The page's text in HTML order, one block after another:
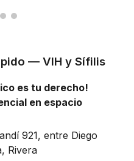
— VIH y Sífilis
es tu derecho!
en espacio
921, entre Diego
, Rivera